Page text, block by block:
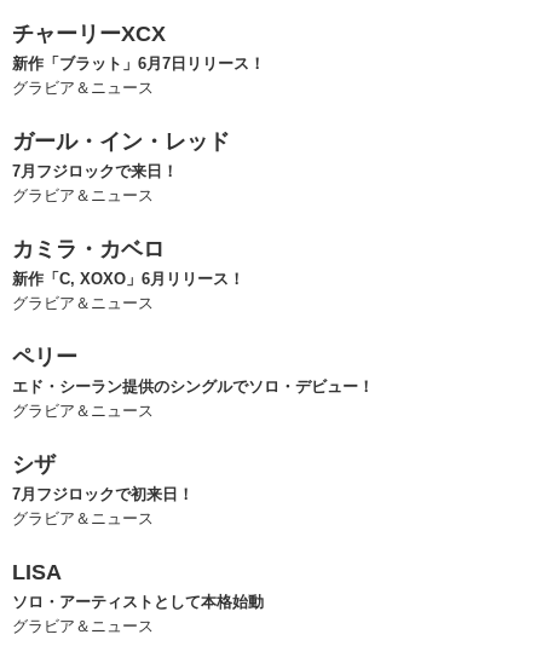
チャーリーXCX
新作「ブラット」6月7日リリース！
グラビア＆ニュース
ガール・イン・レッド
7月フジロックで来日！
グラビア＆ニュース
カミラ・カベロ
新作「C, XOXO」6月リリース！
グラビア＆ニュース
ペリー
エド・シーラン提供のシングルでソロ・デビュー！
グラビア＆ニュース
シザ
7月フジロックで初来日！
グラビア＆ニュース
LISA
ソロ・アーティストとして本格始動
グラビア＆ニュース